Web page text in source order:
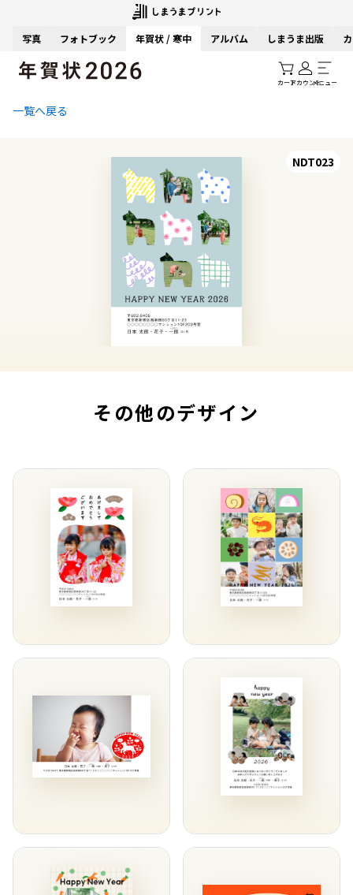
写真 フォトブック 年賀状 / 寒中 アルバム しまうま出版
カートアカウントメニュー
一覧へ戻る
NDT023
その他のデザイン